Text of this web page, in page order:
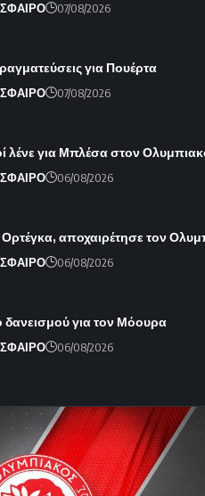
07/08/2026
για Πουέρτα
07/08/2026
λένε για Μπλέσα στον
06/08/2026
Ορτέγκα, αποχαιρέτησε τον
06/08/2026
δανεισμού για τον Μόουρα
06/08/2026